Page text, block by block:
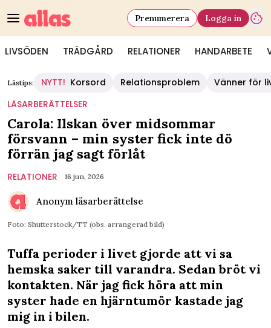
LIVSÖDEN TRÄDGÅRD RELATIONER HANDARBETE
Prenumerera Logga in
Lästips: NYTT! Korsord Relationsproblem
Vänner för
LÄSARBERÄTTELSER
Carola: Ilskan över midsommar
försvann – min syster fick inte dö
förrän jag sagt förlåt
RELATIONER 16 jun, 2026
Anonym läsarberättelse
Foto: Shutterstock/TT (obs. arrangerad bild)
Tuffa perioder i livet gjorde att vi sa
hemska saker till varandra. Sedan bröt vi
kontakten. När jag fick höra att min
syster hade en hjärntumör kastade jag
mig in i bilen.